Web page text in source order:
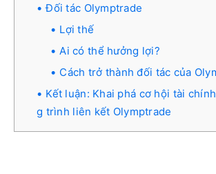
Đối tác Olymptrade
Lợi thế
Ai có thể hưởng lợi?
Cách trở thành đối tác của
Kết luận: Khai phá cơ hội tài
g trình liên kết Olymptrade